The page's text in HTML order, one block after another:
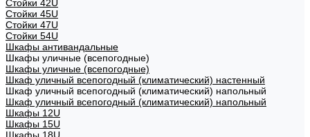
Стойки 42U
Стойки 45U
Стойки 47U
Стойки 54U
Шкафы антивандальные
Шкафы уличные (всепогодные)
Шкафы уличные (всепогодные)
Шкаф уличный всепогодный (климатический) настенный
Шкаф уличный всепогодный (климатический) напольный
Шкаф уличный всепогодный (климатический) напольный
Шкафы 12U
Шкафы 15U